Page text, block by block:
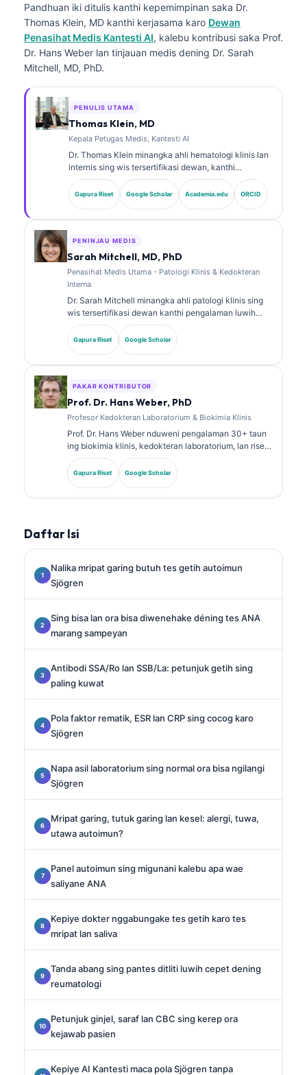
Pandhuan iki ditulis kanthi kepemimpinan saka Dr.
Thomas Klein, MD kanthi kerjasama karo Dewan
Penasihat Medis Kantesti AI, kalebu kontribusi saka Prof.
Dr. Hans Weber lan tinjauan medis dening Dr. Sarah
Mitchell, MD, PhD.
PENULIS UTAMA
Thomas Klein, MD
Kepala Petugas Medis, Kantesti AI
Dr. Thomas Klein minangka ahli hematologi klinis lan
internis sing wis tersertifikasi dewan, kanthi
pengalaman luwih saka 15 taun ing bidang
kedokteran laboratorium lan analisis klinis sing
dibantu AI. Minangka Chief Medical Officer ing
kepemilikan kasebut. Dr. Klein wis nerbitake akeh
babagan interpretasi biomarker lan diagnostik
Gapura Riset Google Scholar Academia.edu ORCID
PENINJAU MEDIS
Sarah Mitchell, MD, PhD
Penasihat Medis Utama - Patologi Klinis & Kedokteran
Interna
Dr. Sarah Mitchell minangka ahli patologi klinis sing
wis tersertifikasi dewan kanthi pengalaman luwih
saka 18 taun ing bidang kedokteran laboratorium lan
analisis diagnostik. Dheweke nduweni sertifikasi
spesialis ing kimia klinis lan wis akeh nerbitake
Gapura Riset Google Scholar
PAKAR KONTRIBUTOR
Prof. Dr. Hans Weber, PhD
Profesor Kedokteran Laboratorium & Biokimia Klinis
Prof. Dr. Hans Weber nduweni pengalaman 30+ taun
ing biokimia klinis, kedokteran laboratorium, lan riset
biomarker. Mantan Presiden saka German Society for
Clinical Chemistry, dheweke spesialis ing analisis
panel diagnostik, standarisasi biomarker, lan
Gapura Riset Google Scholar
Daftar Isi
Nalika mripat garing butuh tes getih autoimun
Sjögren
Sing bisa lan ora bisa diwenehake déning tes ANA
marang sampeyan
Antibodi SSA/Ro lan SSB/La: petunjuk getih sing
paling kuwat
Pola faktor rematik, ESR lan CRP sing cocog karo
Sjögren
Napa asil laboratorium sing normal ora bisa ngilangi
Sjögren
Mripat garing, tutuk garing lan kesel: alergi, tuwa,
utawa autoimun?
Panel autoimun sing migunani kalebu apa wae
saliyane ANA
Kepiye dokter nggabungake tes getih karo tes
mripat lan saliva
Tanda abang sing pantes ditliti luwih cepet dening
reumatologi
Petunjuk ginjel, saraf lan CBC sing kerep ora
kejawab pasien
Kepiye AI Kantesti maca pola Sjögren tanpa